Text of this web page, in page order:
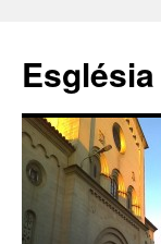
contenido